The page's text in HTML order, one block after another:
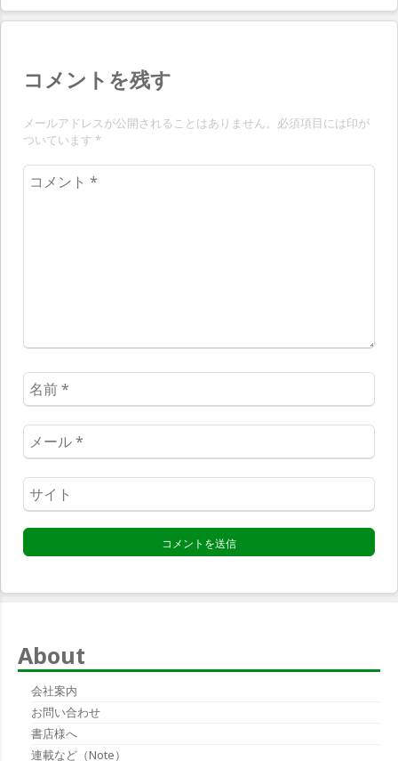
ゲ
シ
ン
稿:
コメントを残す
メールアドレスが公開されることはありません。必須項目には印が
ついています *
コ
名
前
*
メ
ー
ル
*
ウ
ェ
ブ
サ
ト
About
会社案内
お問い合わせ
書店様へ
連載など（note）